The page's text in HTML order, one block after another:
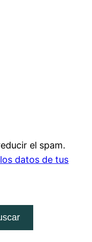
el spam.
datos de tus